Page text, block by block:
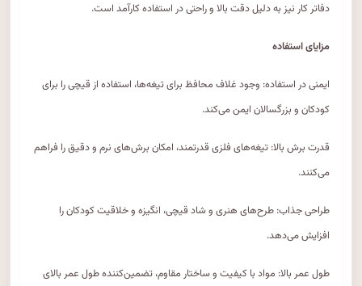
دفاتر کار نیز به دلیل دقت بالا و راحتی در استفاده کارآمد است.
مزایای استفاده
ایمنی در استفاده: وجود غلاف محافظ برای تیغه‌ها، استفاده از قیچی را برای
کودکان و بزرگسالان ایمن می‌کند.
قدرت برش بالا: تیغه‌های فلزی قدرتمند، امکان برش‌های نرم و دقیق را فراهم
می‌کنند.
طراحی جذاب: طرح‌های هنری و شاد قیچی، انگیزه و خلاقیت کودکان را
افزایش می‌دهد.
طول عمر بالا: مواد با کیفیت و ساختار مقاوم، تضمین‌کننده طول عمر بالای